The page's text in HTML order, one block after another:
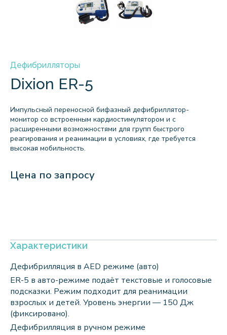
Дефибрилляторы
Dixion ER-5
Импульсный переносной бифазный дефибриллятор-
монитор со встроенным кардиостимулятором и с
расширенными возможностями для групп быстрого
реагирования и реанимации в условиях, где требуется
высокая мобильность.
Цена по запросу
Характеристики
Дефибрилляция в AED режиме (авто)
ER-5 в авто-режиме подаёт текстовые и голосовые
подсказки. Режим подходит для реанимации
взрослых и детей. Уровень энергии — 150 Дж
(фиксировано).
Дефибрилляция в ручном режиме